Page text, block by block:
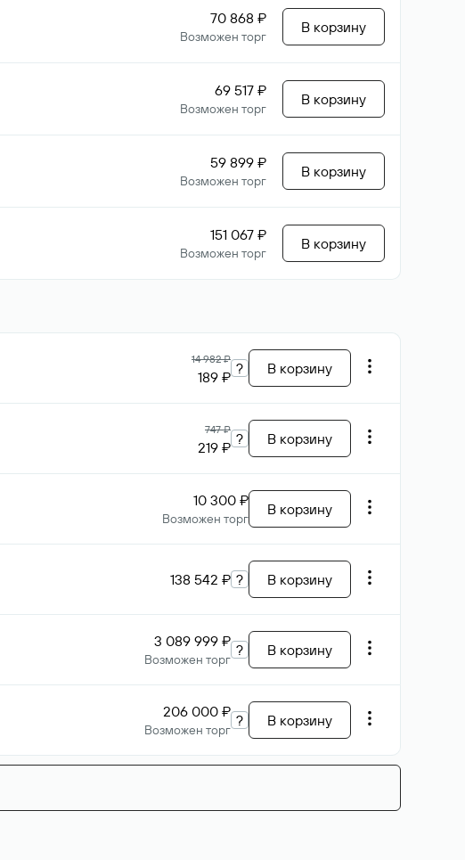
70 868 ₽
Возможен торг
В корзину
69 517 ₽
Возможен торг
В корзину
59 899 ₽
Возможен торг
В корзину
151 067 ₽
Возможен торг
В корзину
14 982 ₽
189 ₽ ? В корзину
747 ₽
219 ₽ ? В корзину
10 300 ₽
Возможен торг
В корзину
138 542 ₽ ? В корзину
3 089 999 ₽
Возможен торг
? В корзину
206 000 ₽
Возможен торг
? В корзину